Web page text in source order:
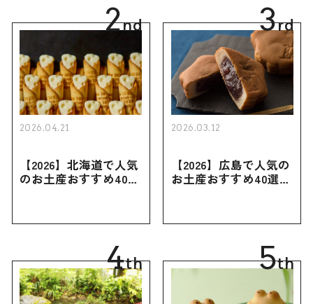
2nd
2026.04.21
【2026】北海道で人気
のお土産おすすめ40選
買えない限定品、女性
3rd
2026.03.12
【2026】広島で人気の
お土産おすすめ40選｜
き用、女性向けまで幅
4th 5th